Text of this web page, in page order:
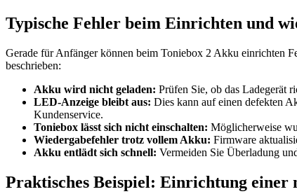
Typische Fehler beim Einrichten und
Gerade für Anfänger können beim Toniebox 2 Akku einrichten
beschrieben:
Akku wird nicht geladen: Prüfen Sie, ob das Ladegerät
LED-Anzeige bleibt aus: Dies kann auf einen defekten
Kundenservice.
Toniebox lässt sich nicht einschalten: Möglicherweise
Wiedergabefehler trotz vollem Akku: Firmware
Akku entlädt sich schnell: Vermeiden Sie Überladung
Praktisches Beispiel: Einrichtung einer